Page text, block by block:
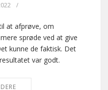
/
at afprøve, om
sprøde ved at give
kunne de faktisk. Det
var godt.